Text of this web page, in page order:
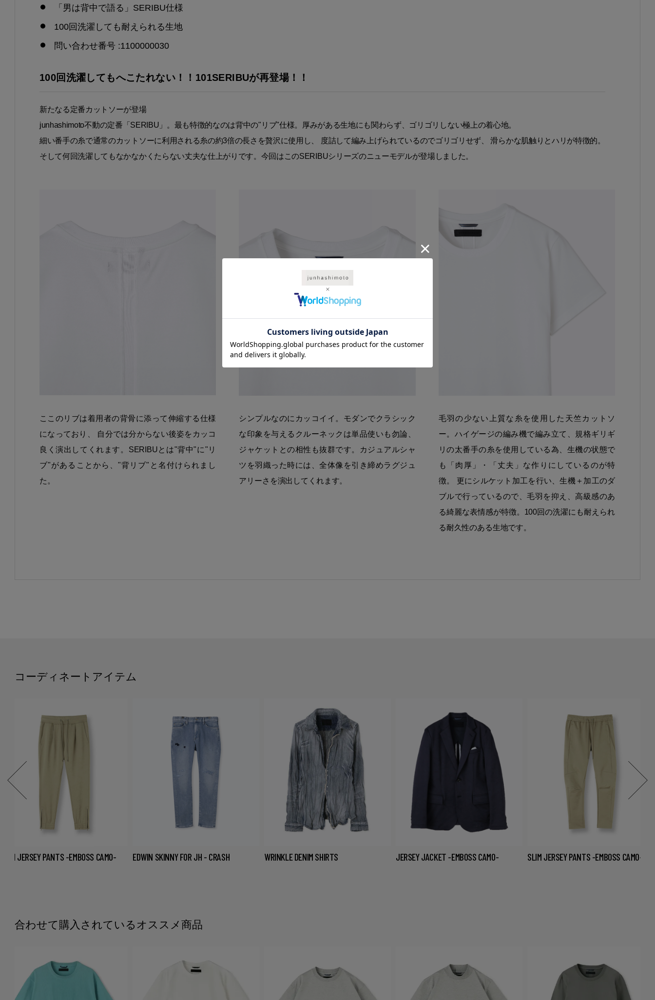
「男は背中で語る」SERIBU仕様
100回洗濯しても耐えられる生地
問い合わせ番号 :1100000030
100回洗濯してもへこたれない！！101SERIBUが再登場！！
新たなる定番カットソーが登場
junhashimoto不動の定番「SERIBU」。最も特徴的なのは背中の"リブ"仕様。厚みがある生地にも関わらず、ゴリゴリしない極上の着心地。
細い番手の糸で通常のカットソーに利用される糸の約3倍の長さを贅沢に使用し、 度詰して編み上げられているのでゴリゴリせず、 滑らかな肌触りとハリが特徴的。
そして何回洗濯してもなかなかくたらない丈夫な仕上がりです。今回はこのSERIBUシリーズのニューモデルが登場しました。
ここのリブは着用者の背骨に添って伸縮する仕様
になっており、 自分では分からない後姿をカッコ
良く演出してくれます。SERIBUとは"背中"に"リ
ブ"があることから、"背リブ"と名付けられまし
た。
シンプルなのにカッコイイ。モダンでクラシック
な印象を与えるクルーネックは単品使いも勿論、
ジャケットとの相性も抜群です。カジュアルシャ
ツを羽織った時には、全体像を引き締めラグジュ
アリーさを演出してくれます。
毛羽の少ない上質な糸を使用した天竺カットソ
ー。ハイゲージの編み機で編み立て、規格ギリギ
リの太番手の糸を使用している為、生機の状態で
も「肉厚」・「丈夫」な作りにしているのが特
徴。 更にシルケット加工を行い、生機＋加工のダ
ブルで行っているので、毛羽を抑え、高級感のあ
る綺麗な表情感が特徴。100回の洗濯にも耐えられ
る耐久性のある生地です。
コーディネートアイテム
SLIM JERSEY PANTS -EMBOSS CAMO- EDWIN SKINNY FOR JH - CRASH WRINKLE DENIM SHIRTS JERSEY JACKET -EMBOSS CAMO- SLIM JERSEY PANTS -EMBOSS CAMO-
合わせて購入されているオススメ商品